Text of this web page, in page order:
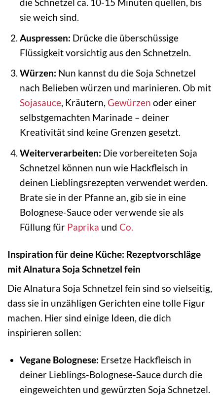
die Schnetzel ca. 10-15 Minuten quellen, bis
sie weich sind.
Auspressen: Drücke die überschüssige
Flüssigkeit vorsichtig aus den Schnetzeln.
Würzen: Nun kannst du die Soja Schnetzel
nach Belieben würzen und marinieren. Ob mit
Sojasauce, Kräutern, Gewürzen oder einer
selbstgemachten Marinade – deiner
Kreativität sind keine Grenzen gesetzt.
Weiterverarbeiten: Die vorbereiteten Soja
Schnetzel können nun wie Hackfleisch in
deinen Lieblingsrezepten verwendet werden.
Brate sie in der Pfanne an, gib sie in eine
Bolognese-Sauce oder verwende sie als
Füllung für Paprika und Co.
Inspiration für deine Küche: Rezeptvorschläge
mit Alnatura Soja Schnetzel fein
Die Alnatura Soja Schnetzel fein sind so vielseitig,
dass sie in unzähligen Gerichten eine tolle Figur
machen. Hier sind einige Ideen, die dich
inspirieren sollen:
Vegane Bolognese: Ersetze Hackfleisch in
deiner Lieblings-Bolognese-Sauce durch die
eingeweichten und gewürzten Soja Schnetzel.